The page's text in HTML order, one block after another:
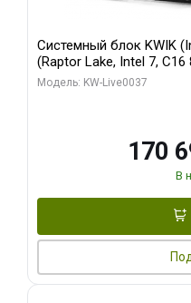
Системный блок KWIK
(Raptor Lake, Intel 7,
модуля)/ Gigabyte
Модель: KW-Live0037
170
В